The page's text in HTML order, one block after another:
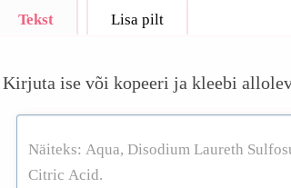
Tekst Lisa pilt
Kirjuta ise või kopeeri ja kleebi